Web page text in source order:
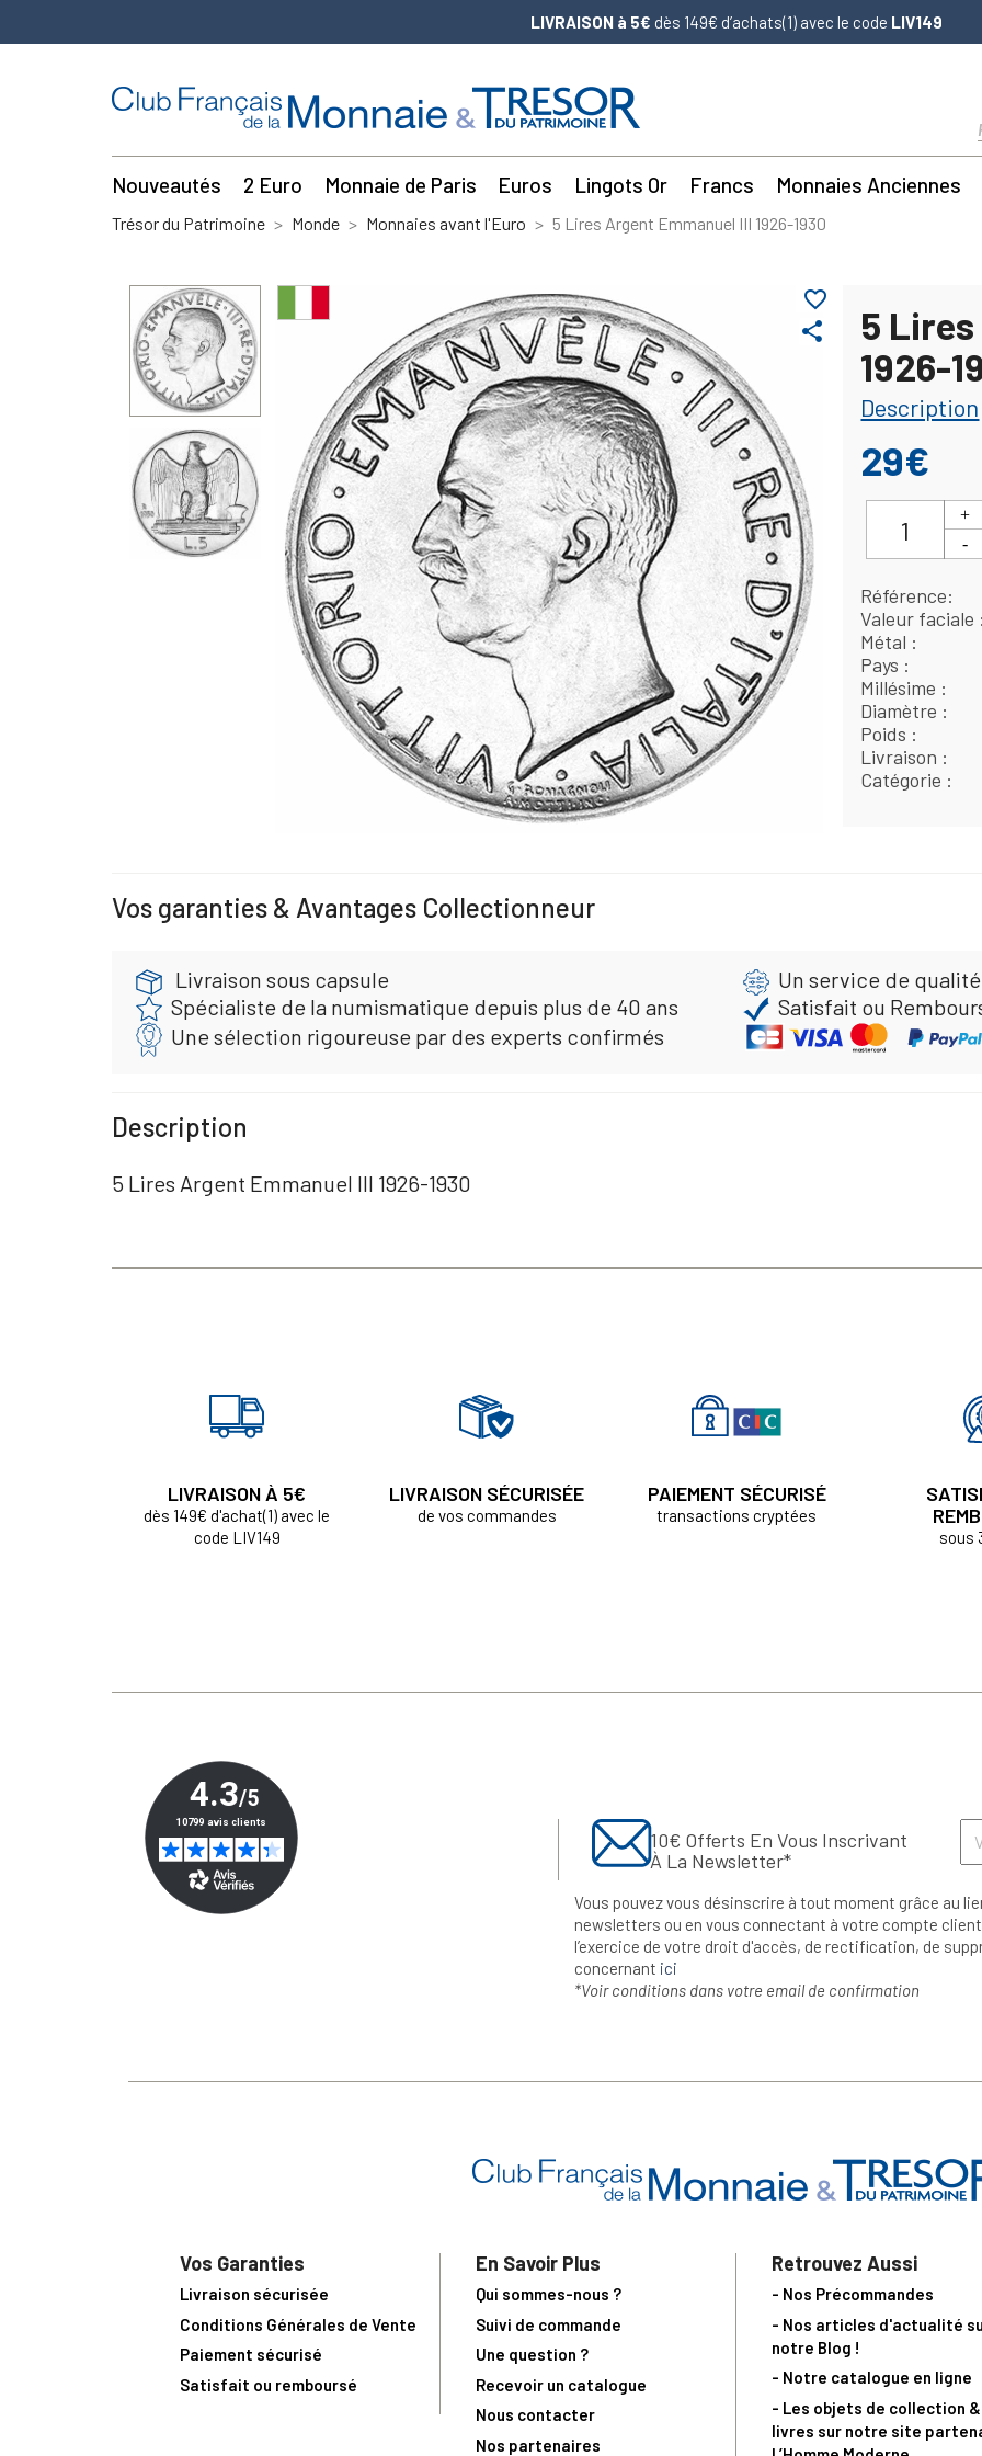
LIVRAISON à 5€ dès 149€ d’achats(1) avec le code LIV149
Nouveautés 2 Euro Monnaie de Paris Euros Lingots Or Francs Monnaies Anciennes
Trésor du Patrimoine Monde Monnaies avant l'Euro 5 Lires Argent Emmanuel III 1926-1930
share
favorite_border
5
1926-
Description
29€
Référence
Valeur faciale
Métal
Pays
Millésime
Diamètre
Poids
Livraison
Catégorie
Vos garanties & Avantages Collectionneur
Livraison sous capsule
Un service de
Spécialiste de la numismatique depuis plus de 40 ans
Satisfait ou
Une sélection rigoureuse par des experts confirmés
Description
5 Lires Argent Emmanuel III 1926-1930
LIVRAISON À 5€
dès 149€ d'achat(1) avec le
code LIV149
LIVRAISON SÉCURISÉE
de vos commandes
PAIEMENT SÉCURISÉ
transactions cryptées
sous
10€ Offerts En Vous Inscrivant
À La Newsletter*
Vous pouvez vous désinscrire à tout moment grâce au
newsletters ou en vous connectant à votre compte
l’exercice de votre droit d'accès, de rectification, de
concernant ici
*Voir conditions dans votre email de confirmation
Vos Garanties
Livraison sécurisée
Conditions Générales de Vente
Paiement sécurisé
Satisfait ou remboursé
En Savoir Plus
Qui sommes-nous ?
Suivi de commande
Une question ?
Recevoir un catalogue
Nous contacter
Nos partenaires
Retrouvez Aussi
- Nos Précommandes
- Nos articles d'actualité
notre Blog !
- Notre catalogue en ligne
- Les objets de collection
livres sur notre site